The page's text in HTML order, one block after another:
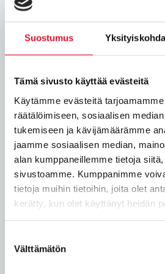
Suostumus
Tämä sivusto käyttää evästeitä
Käytämme evästeitä
räätälöimiseen, sosiaalisen
tukemiseen ja kävijämäärämme
jaamme sosiaalisen median,
alan kumppaneillemme tietoja
sivustoamme. Kumppanimme
tietoja muihin tietoihin, joita olet
kerätty, kun olet käyttänyt heidän
valinta
Välttämätön
MESSUJEN JA TAPAHTUMIEN
PERINTÄPALVELUT
SIIVOUSPALVELUT
TAPAHTUMATALOT
TILINTARKASTUS JA MUUT